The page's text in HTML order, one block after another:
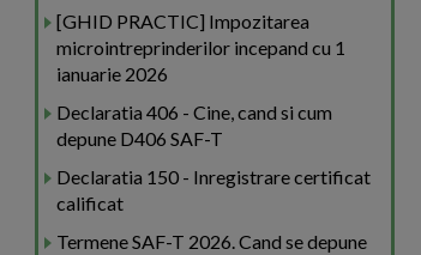
[GHID PRACTIC] Impozitarea
microintreprinderilor incepand cu 1
ianuarie 2026
Declaratia 406 - Cine, cand si cum
depune D406 SAF-T
Declaratia 150 - Inregistrare certificat
calificat
Termene SAF-T 2026. Cand se depune